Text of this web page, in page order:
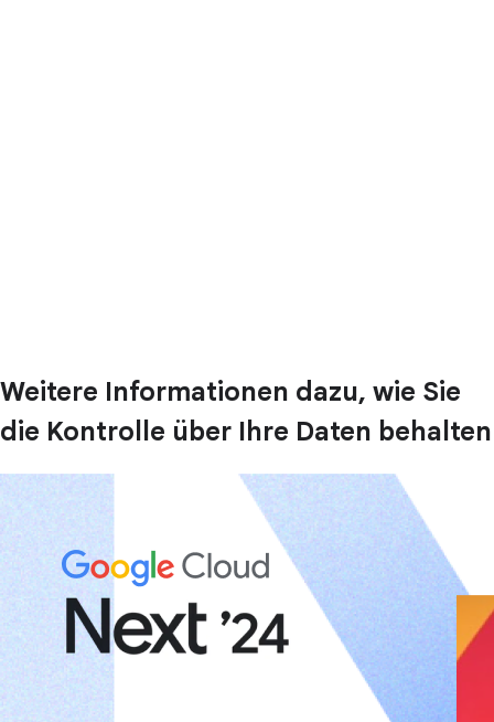
Weitere Informationen dazu, wie Sie
die Kontrolle über Ihre Daten behalten